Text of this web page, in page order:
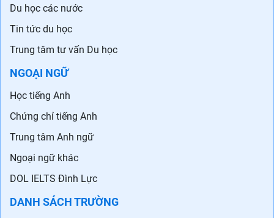
Du học các nước
Tin tức du học
Trung tâm tư vấn Du học
NGOẠI NGỮ
Học tiếng Anh
Chứng chỉ tiếng Anh
Trung tâm Anh ngữ
Ngoại ngữ khác
DOL IELTS Đình Lực
DANH SÁCH TRƯỜNG